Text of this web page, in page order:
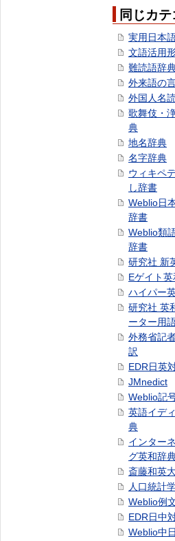
同じカ
実用日本
文語活用
難読語辞
外来語の
外国人名
歌舞伎・
典
地名辞典
名字辞典
ウィキペ
し辞書
Weblio日
辞書
Weblio類
辞書
研究社 新
Eゲイト
ハイパー
研究社 英
ーター用
外務省記
訳
EDR日英
JMnedict
Weblio記
英語イデ
典
インター
グ英和辞
斎藤和英
人口統計
Weblio例
EDR日中
Weblio中